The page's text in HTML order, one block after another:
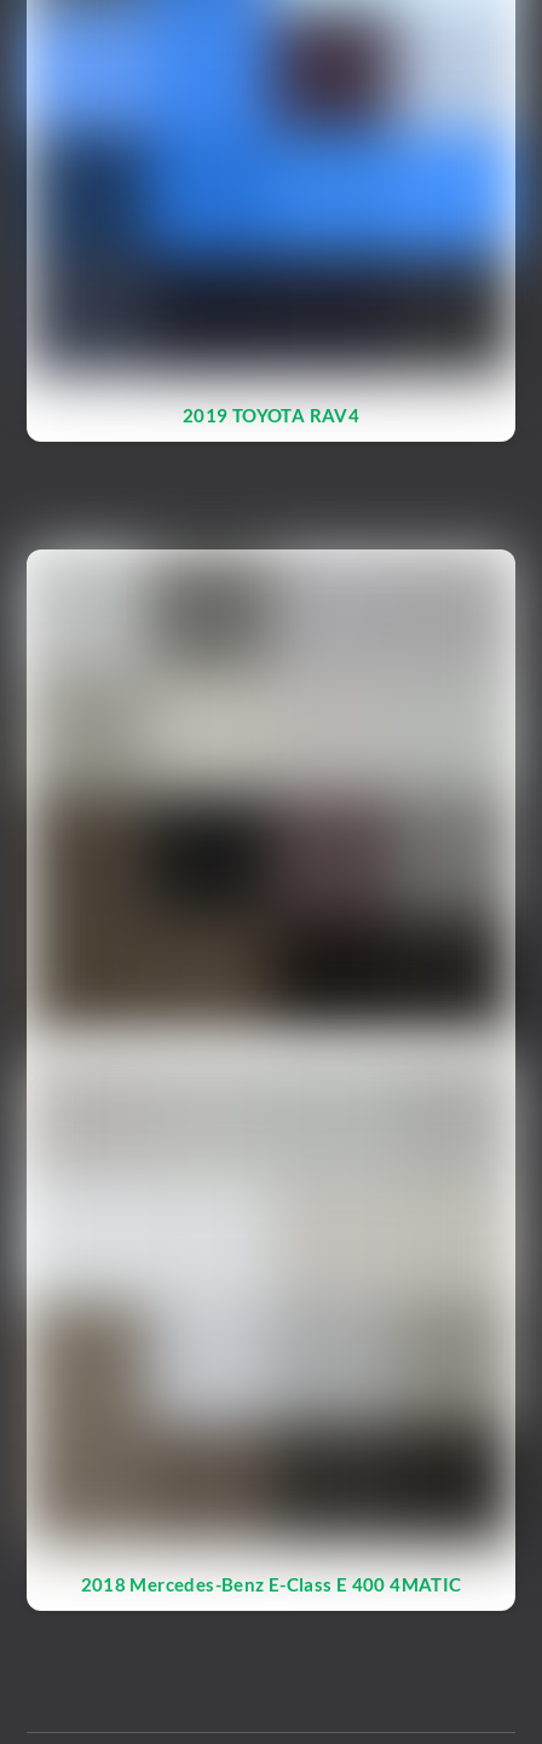
2019 TOYOTA RAV4
2018 Mercedes-Benz E-Class E 400 4MATIC